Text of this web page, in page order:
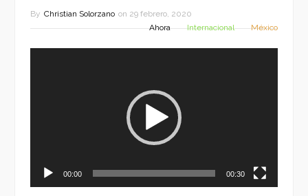
By Christian Solorzano on 29 febrero, 2020
Ahora
Internacional México
00:00 00:30